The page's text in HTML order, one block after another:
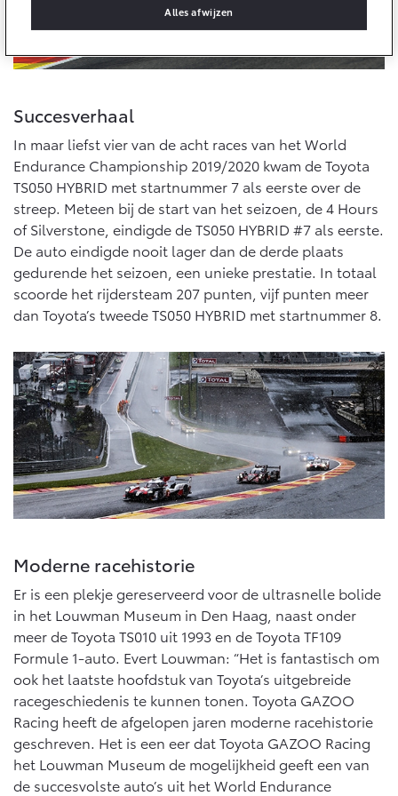
HYBRIDE
Vanaf € 39.995,-
OOK ALS PLUG-IN
HYBRIDE
Vanaf € 36.495,-
Toyota C-HR+
BATTERIJ-ELEKTRISCH
Vanaf € 37.995,-
RAV4
PLUG-IN HYBRIDE
Vanaf € 49.995,-
bZ4X
BATTERIJ-ELEKTRISCH
Vanaf € 39.995,-
bZ4X Touring
BATTERIJ-ELEKTRISCH
Vanaf € 48.995,-
Mirai
WATERSTOF-ELEKTRISCH
Proace City (excl. BTW)
OOK ALS BATTERIJ-
ELEKTRISCH
Toyota fabrieksgarantie
Onderdelen
Accessoires
Banden
Connected
Connected Services
MyToyota login
MyToyota App
Abonnementen
Multimedia
Connected check
Navigatie updates
Toyota Autoverzekering
Toyota Hybride Autoverzekering
Bedrijfswagens
Verzekeren
Succesverhaal
In maar liefst vier van de acht races van het World
Endurance Championship 2019/2020 kwam de Toyota
TS050 HYBRID met startnummer 7 als eerste over de
streep. Meteen bij de start van het seizoen, de 4 Hours
of Silverstone, eindigde de TS050 HYBRID #7 als eerste.
De auto eindigde nooit lager dan de derde plaats
gedurende het seizoen, een unieke prestatie. In totaal
scoorde het rijdersteam 207 punten, vijf punten meer
dan Toyota’s tweede TS050 HYBRID met startnummer 8.
Moderne racehistorie
Er is een plekje gereserveerd voor de ultrasnelle bolide
in het Louwman Museum in Den Haag, naast onder
meer de Toyota TS010 uit 1993 en de Toyota TF109
Formule 1-auto. Evert Louwman: “Het is fantastisch om
ook het laatste hoofdstuk van Toyota’s uitgebreide
racegeschiedenis te kunnen tonen. Toyota GAZOO
Racing heeft de afgelopen jaren moderne racehistorie
geschreven. Het is een eer dat Toyota GAZOO Racing
het Louwman Museum de mogelijkheid geeft een van
de succesvolste auto’s uit het World Endurance
Alles afwijzen